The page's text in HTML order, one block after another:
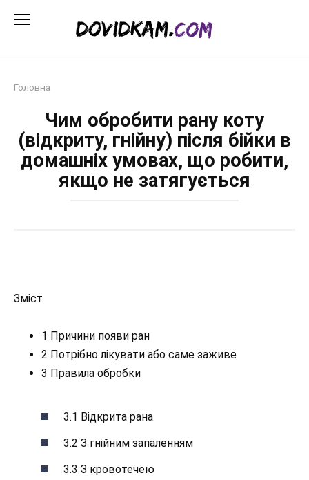
Головна
Чим обробити рану коту
(відкриту, гнійну) після бійки в
домашніх умовах, що робити,
якщо не затягується
Зміст
1 Причини появи ран
2 Потрібно лікувати або саме заживе
3 Правила обробки
3.1 Відкрита рана
3.2 З гнійним запаленням
3.3 З кровотечею